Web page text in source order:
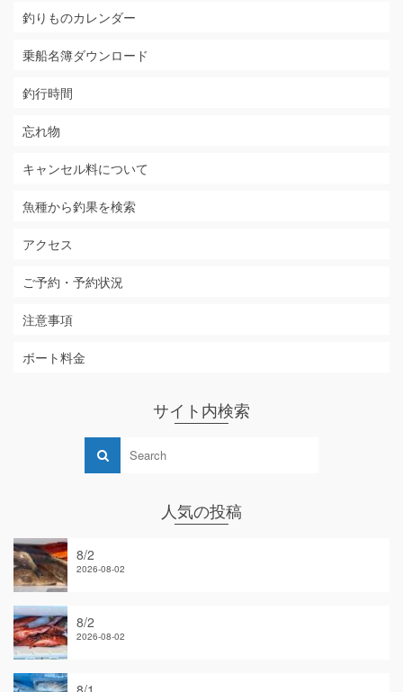
釣りものカレンダー
乗船名簿ダウンロード
釣行時間
忘れ物
キャンセル料について
魚種から釣果を検索
アクセス
ご予約・予約状況
注意事項
ボート料金
サイト内検索
人気の投稿
8/2
2026-08-02
8/2
2026-08-02